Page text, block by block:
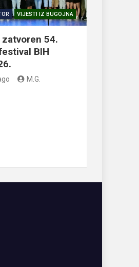
VIJESTI IZ BUGOJNA
zatvoren 54.
BIH
M.G.